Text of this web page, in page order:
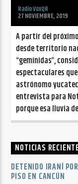
Radio VoxQR
Radio VoxQR
27 NOVIEMBRE, 2019
A partir del
desde territorio
“gemínidas”,
espectaculares
astrónomo
entrevista para
porque esa lluvia
NOTICIAS
DETENIDO IRANÍ
PISO EN CANCÚN